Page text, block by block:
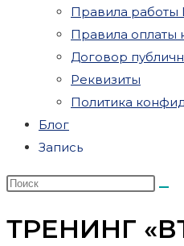
Правила работы
Правила оплаты
Договор
Реквизиты
Политика
Блог
Запись
ТРЕНИНГ